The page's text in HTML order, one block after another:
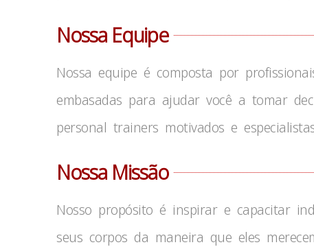
Nossa Equipe
Nossa equipe é composta por
embasadas para ajudar você a tomar
personal trainers motivados e
Nossa Missão
Nosso propósito é inspirar e capacitar
seus corpos da maneira que eles